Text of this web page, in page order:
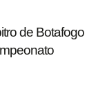
de Botafogo